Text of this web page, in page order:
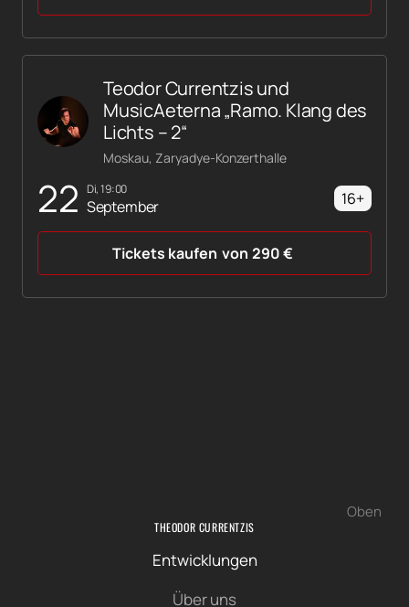
22 Di, 19:00
September
Teodor Currentzis und
MusicAeterna „Ramo. Klang des
Lichts – 2“
Moskau, Zaryadye-Konzerthalle
16+
Tickets kaufen von 290€
Oben
THEODOR CURRENTZIS
Entwicklungen
Über uns